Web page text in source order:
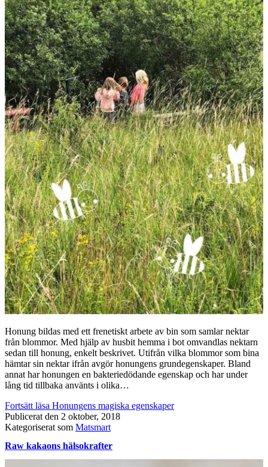
Honung bildas med ett frenetiskt arbete av bin som samlar nektar
från blommor. Med hjälp av husbit hemma i bot omvandlas nektarn
sedan till honung, enkelt beskrivet. Utifrån vilka blommor som bina
hämtar sin nektar ifrån avgör honungens grundegenskaper. Bland
annat har honungen en bakteriedödande egenskap och har under
lång tid tillbaka använts i olika…
Fortsätt läsa Honungens magiska egenskaper
Publicerat den 2 oktober, 2018
Kategoriserat som Matsmart
Raw kakaons hälsokrafter